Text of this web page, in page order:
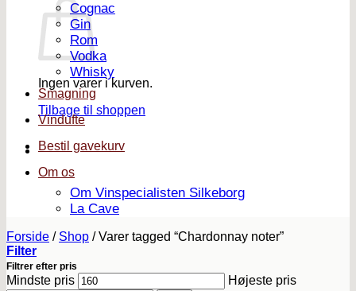
Ingen varer i kurven.
Tilbage til shoppen
Cognac
Gin
Rom
Vodka
Whisky
Smagning
Vindufte
Bestil gavekurv
Om os
Om Vinspecialisten Silkeborg
La Cave
Forside / Shop /Varer tagged “Chardonnay noter”
Filter
Filtrer efter pris
Mindste pris Højeste pris